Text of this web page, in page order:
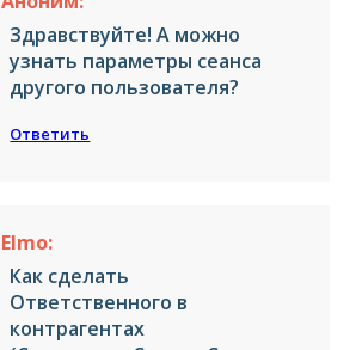
Здравствуйте! А можно
узнать параметры сеанса
другого пользователя?
Ответить
Elmo:
Как сделать
Ответственного в
контрагентах